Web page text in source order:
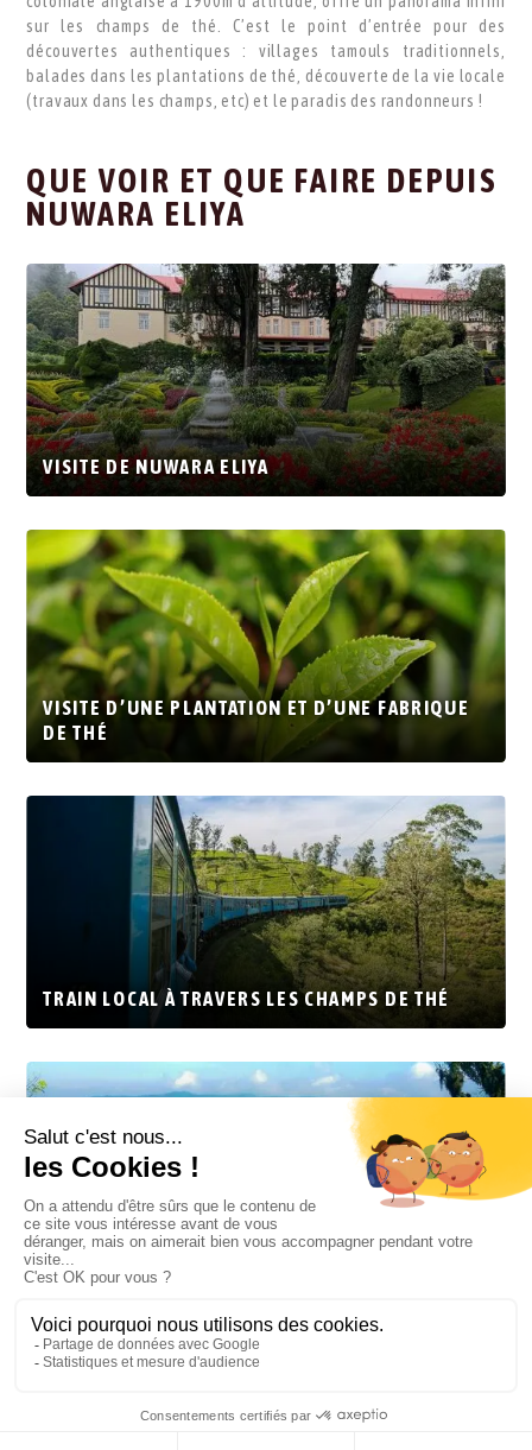
sur les champs de thé. C’est le point d’entrée pour des
découvertes authentiques : villages tamouls traditionnels,
balades dans les plantations de thé, découverte de la vie locale
(travaux dans les champs, etc) et le paradis des randonneurs !
QUE VOIR ET QUE FAIRE DEPUIS
NUWARA ELIYA
VISITE DE NUWARA ELIYA
VISITE D’UNE PLANTATION ET D’UNE FABRIQUE
DE THÉ
TRAIN LOCAL À TRAVERS LES CHAMPS DE THÉ
RANDONNÉE DANS LE PARC D’HORTON PLAINS
(UNESCO)